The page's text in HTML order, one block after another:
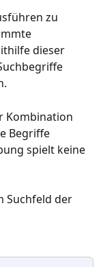
zu
dieser
Kombination
Begriffe
spielt keine
Suchfeld der